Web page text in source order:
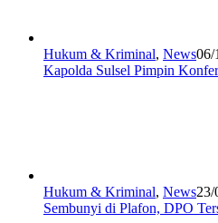
Hukum & Kriminal, News06/
Kapolda Sulsel Pimpin
Hukum & Kriminal, News23/
Sembunyi di Plafon, DPO